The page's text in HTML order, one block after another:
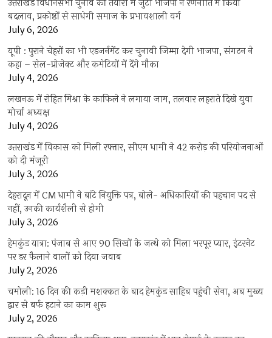
उत्तराखंंड विधानसभा चुनाव की तैयारी में जुटी भाजपा ने रणनीति में किया
बदलाव, प्रकोष्ठों से साधेगी समाज के प्रभावशाली वर्ग
July 6, 2026
यूपी : पुराने चेहरों का भी एडजर्नमेंट कर चुनावी जिम्मा देगी भाजपा, संगठन ने
कहा – सेल-प्रोजेक्ट और कमेटियों में देंगे मौका
July 4, 2026
लखनऊ में रोहित मिश्रा के काफिले ने लगाया जाम, तलवार लहराते दिखे युवा
मोर्चा अध्यक्ष
July 4, 2026
उत्तराखंड में विकास को मिली रफ्तार, सीएम धामी ने 42 करोड़ की परियोजनाओं
को दी मंजूरी
July 3, 2026
देहरादून में CM धामी ने बांटे नियुक्ति पत्र, बोले- अधिकारियों की पहचान पद से
नहीं, उनकी कार्यशैली से होगी
July 3, 2026
हेमकुंड यात्रा: पंजाब से आए 90 सिखों के जत्थे को मिला भरपूर प्यार, इंटरनेट
पर डर फैलाने वालों को दिया जवाब
July 2, 2026
चमोली: 16 दिन की कड़ी मशक्कत के बाद हेमकुंड साहिब पहुंची सेना, अब मुख्य
द्वार से बर्फ हटाने का काम शुरू
July 2, 2026